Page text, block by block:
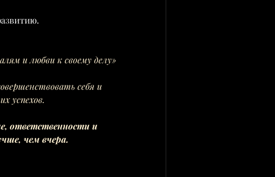
и любви к своему делу»
себя и
успехов.
ответственности и
чем вчера.